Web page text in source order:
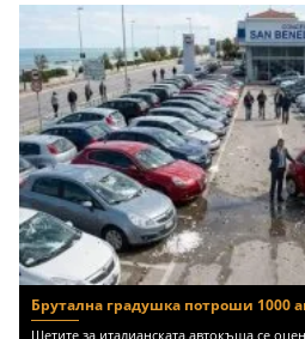
Брутална градушка потроши 1000
Щетите за италианската автокъща се